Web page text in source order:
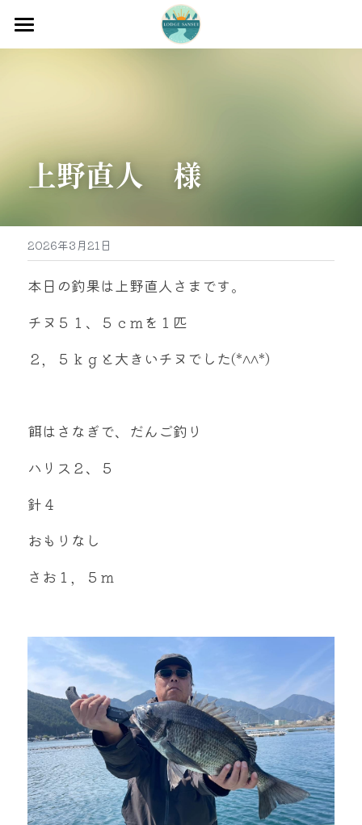
ホーム
牡蠣販売
グッズ販売
駐車場
お問い合わせ
0597-32-0573
お問い合わせ
上野直人　様
2026年3月21日
本日の釣果は上野直人さまです。
チヌ５１、５ｃｍを１匹
２，５ｋｇと大きいチヌでした(*^^*)
餌はさなぎで、だんご釣り
ハリス２、５
針４
おもりなし
さお１，５ｍ